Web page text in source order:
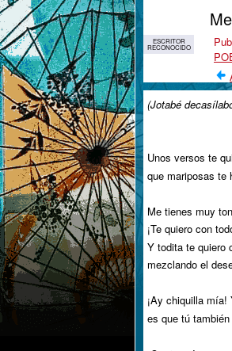
ESCRITOR
RECONOCIDO
(Jotabé
Unos versos te
que mariposas te
Me tienes muy
¡Te quiero con
Y todita te quiero
mezclando el
¡Ay chiquilla mía!
es que tú